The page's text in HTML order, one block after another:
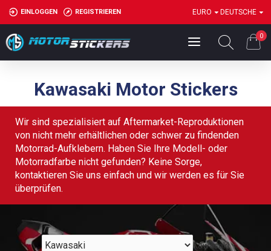
EINLOGGEN REGISTRIEREN EURO DEUTSCHE
0
Kawasaki Motor Stickers
Wir sind spezialisiert auf Aftermarket-Reproduktionen
von nicht mehr erhältlichen oder schwer zu findenden
Motorrad-Aufklebern. Haben Sie Ihre Modell- oder
Motorradfarbe nicht gefunden? Keine Sorge,
kontaktieren Sie uns einfach und wir werden es für Sie
überprüfen.
Kawasaki